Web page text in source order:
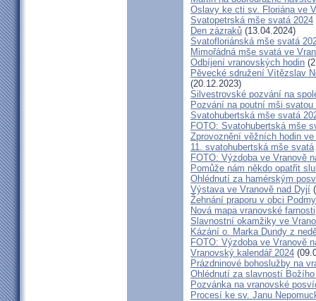
Oslavy ke cti sv. Floriána ve
Svatopetrská mše svatá 2024
Den zázraků (13.04.2024)
Svatofloriánská mše svatá
Mimořádná mše svatá ve
Odbíjení vranovských hodin
Pěvecké sdružení Vítězslav
(20.12.2023)
Silvestrovské pozvání na
Pozvání na poutní mši svatou
Svatohubertská mše svatá
FOTO: Svatohubertská mše
Zprovoznění věžních hodin ve
11. svatohubertská mše svatá
FOTO: Výzdoba ve Vranově
Pomůže nám někdo opatřit
Ohlédnutí za hamérským
Výstava ve Vranově nad Dyjí
Žehnání praporu v obci
Nová mapa vranovské farnosti
Slavnostní okamžiky ve
Kázání o. Marka Dundy z
FOTO: Výzdoba ve Vranově
Vranovský kalendář 2024
Prázdninové bohoslužby na
Ohlédnutí za slavností
Pozvánka na vranovské
Procesí ke sv. Janu